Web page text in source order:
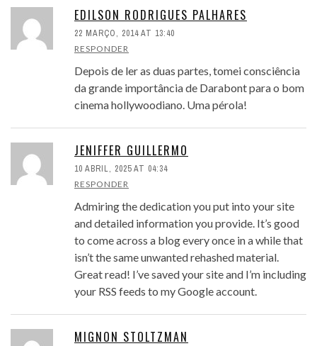
EDILSON RODRIGUES PALHARES
22 MARÇO, 2014 AT 13:40
RESPONDER
Depois de ler as duas partes, tomei consciência
da grande importância de Darabont para o bom
cinema hollywoodiano. Uma pérola!
JENIFFER GUILLERMO
10 ABRIL, 2025 AT 04:34
RESPONDER
Admiring the dedication you put into your site
and detailed information you provide. It’s good
to come across a blog every once in a while that
isn’t the same unwanted rehashed material.
Great read! I’ve saved your site and I’m including
your RSS feeds to my Google account.
MIGNON STOLTZMAN